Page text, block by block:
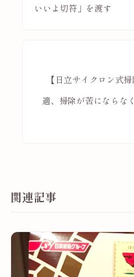
いいよ切符」を渡す
【日立サイクロン式
適、掃除が苦にならな
関連記事